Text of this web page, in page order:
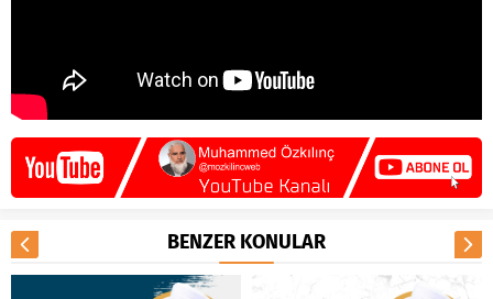
BENZER KONULAR